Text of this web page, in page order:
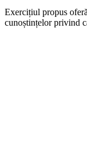
Exercițiul propus
cunoștințelor privind